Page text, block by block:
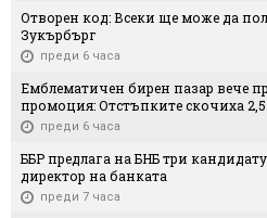
Отворен код: Всеки ще може да
Зукърбърг
преди 6 часа
Емблематичен бирен пазар вече
промоция: Отстъпките скочиха
преди 6 часа
ББР предлага на БНБ три
директор на банката
преди 7 часа